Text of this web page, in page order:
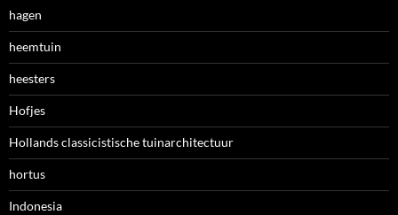
hagen
heemtuin
heesters
Hofjes
Hollands classicistische tuinarchitectuur
hortus
Indonesia